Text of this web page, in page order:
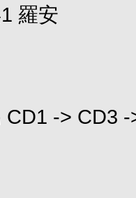
羅安
CD1 -> CD3